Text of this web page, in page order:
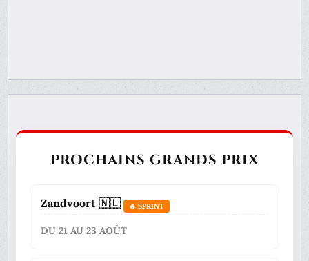
PROCHAINS GRANDS PRIX
Zandvoort 🇳🇱 🔥 SPRINT
DU 21 AU 23 AOÛT